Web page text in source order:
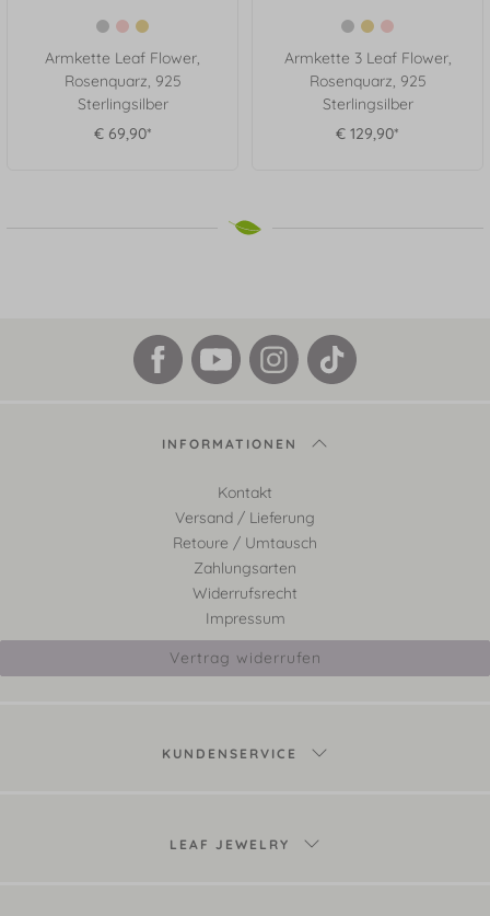
Armkette Leaf Flower,
Rosenquarz, 925
Sterlingsilber
€ 69,90*
Armkette 3 Leaf Flower,
Rosenquarz, 925
Sterlingsilber
€ 129,90*
INFORMATIONEN
Kontakt
Versand / Lieferung
Retoure / Umtausch
Zahlungsarten
Widerrufsrecht
Impressum
Vertrag widerrufen
KUNDENSERVICE
LEAF JEWELRY